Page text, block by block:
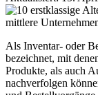
Als Inventar- oder
bezeichnet, mit
Produkte, als auch
nachverfolgen